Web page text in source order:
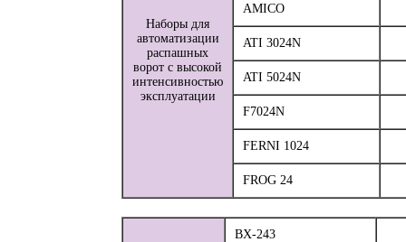
Наборы для
автоматизации
распашных
ворот с высокой
интенсивностью
эксплуатации
AMICO
ATI 3024N
ATI 5024N
F7024N
FERNI 1024
FROG 24
BX-243